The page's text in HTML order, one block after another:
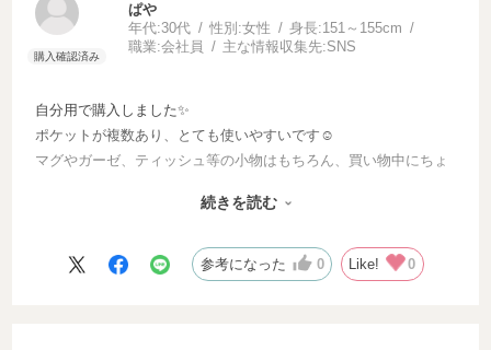
ぱ
年代:30代 性別:女性 身長:151～155cm
職業:会社員 主な情報収集先:SNS
自分用で購入しました✨️
ポケットが複数あり、とても使いやすいです☺️
マグやガーゼ、ティッシュ等の小物はもちろん、買い物中にちょ
何より、デザインがかわいいので、お散歩しているだけで嬉しい
購入して良かったです✨️
続きを読む
参考になった 0 Like! 0